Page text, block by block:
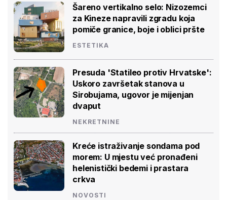
Šareno vertikalno selo: Nizozemci
za Kineze napravili zgradu koja
pomiče granice, boje i oblici pršte
ESTETIKA
Presuda 'Statileo protiv Hrvatske':
Uskoro završetak stanova u
Sirobujama, ugovor je mijenjan
dvaput
NEKRETNINE
Kreće istraživanje sondama pod
morem: U mjestu već pronađeni
helenistički bedemi i prastara
crkva
NOVOSTI